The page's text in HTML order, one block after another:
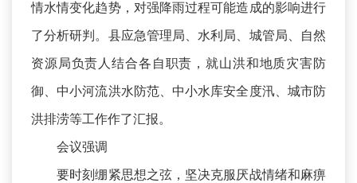
情水情变化趋势，对强降雨过程可能造成的影响进行
了分析研判。县应急管理局、水利局、城管局、自然
资源局负责人结合各自职责，就山洪和地质灾害防
御、中小河流洪水防范、中小水库安全度汛、城市防
洪排涝等工作作了汇报。
会议强调
要时刻绷紧思想之弦，坚决克服厌战情绪和麻痹